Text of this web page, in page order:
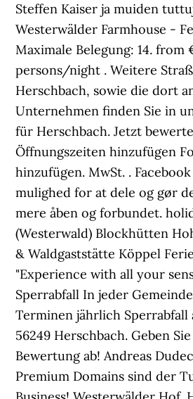
Steffen Kaiser ja muiden
Westerwälder Farmhouse -
Maximale Belegung: 14. from
persons/night . Weitere
Herschbach, sowie die dort
Unternehmen finden Sie in
für Herschbach. Jetzt
Öffnungszeiten hinzufügen
hinzufügen. MwSt. .
mulighed for at dele og gør
mere åben og forbundet.
(Westerwald) Blockhütten
& Waldgaststätte Köppel
"Experience with all your
Sperrabfall In jeder
Terminen jährlich Sperrabfall
56249 Herschbach. Geben
Bewertung ab! Andreas
Premium Domains sind der